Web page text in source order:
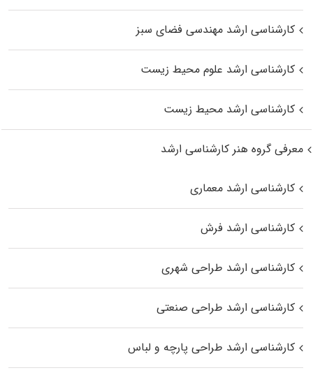
کارشناسی ارشد مهندسی فضای سبز
کارشناسی ارشد علوم محیط‌ زیست
کارشناسی ارشد محیط زیست
معرفی گروه هنر کارشناسی ارشد
کارشناسی ارشد معماری
کارشناسی ارشد فرش
کارشناسی ارشد طراحی شهری
کارشناسی ارشد طراحی صنعتی
کارشناسی ارشد طراحی پارچه و لباس